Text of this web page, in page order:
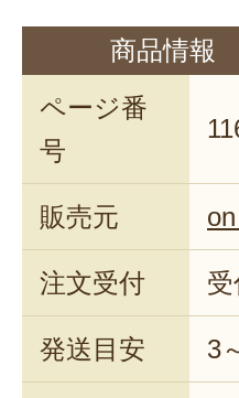
商品情報
ページ番
号
販売元
注文受付 受
発送目安 3